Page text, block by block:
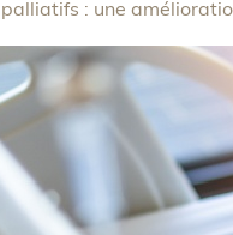
palliatifs : une